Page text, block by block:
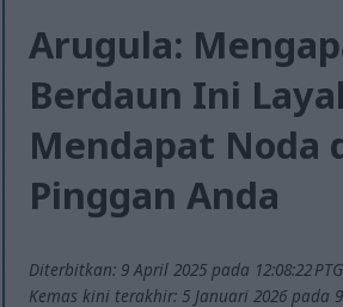
Arugula:
Berdaun Ini
Mendapat Noda
Pinggan Anda
Diterbitkan: 9 April 2025 pada 12:08:22
Kemas kini terakhir: 5 Januari 2026 pada